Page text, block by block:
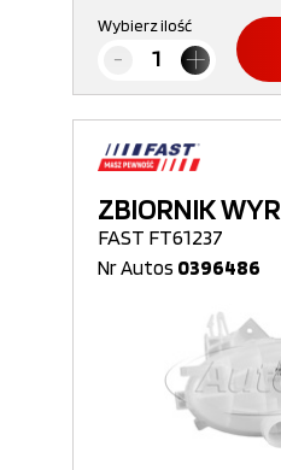
Wybierz ilość
ZBIORNIK
FAST FT61237
Nr Autos 0396486